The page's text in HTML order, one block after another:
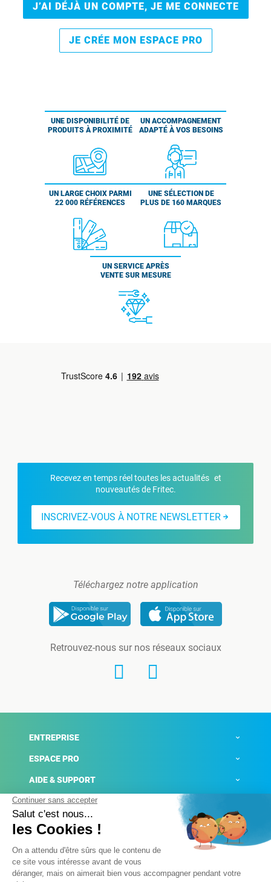
J’AI DÉJÀ UN COMPTE, JE ME CONNECTE
JE CRÉE MON ESPACE PRO
UNE DISPONIBILITÉ DE
PRODUITS À PROXIMITÉ
UN ACCOMPAGNEMENT
ADAPTÉ À VOS BESOINS
UN LARGE CHOIX PARMI
22 000 RÉFÉRENCES
UNE SÉLECTION DE
PLUS DE 160 MARQUES
UN SERVICE APRÈS
VENTE SUR MESURE
Recevez en temps réel toutes les actualités et
nouveautés de Fritec.
INSCRIVEZ-VOUS À NOTRE NEWSLETTER
Téléchargez notre application
Retrouvez-nous sur nos réseaux sociaux
ENTREPRISE
ESPACE PRO
AIDE & SUPPORT
ACTUALITÉS
Mentions légales